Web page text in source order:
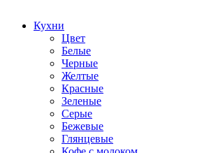
Кухни
Цвет
Белые
Черные
Желтые
Красные
Зеленые
Серые
Бежевые
Глянцевые